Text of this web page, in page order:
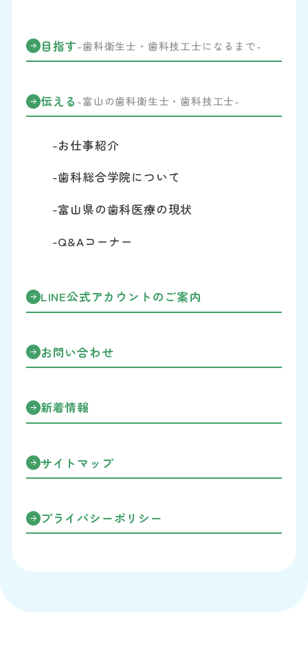
目指す-歯科衛生士・歯科技工士になるまで-
伝える -富山の歯科衛生士・歯科技工士-
-お仕事紹介
-歯科総合学院について
-富山県の歯科医療の現状
-Q&Aコーナー
LINE公式アカウントのご案内
お問い合わせ
新着情報
サイトマップ
プライバシーポリシー